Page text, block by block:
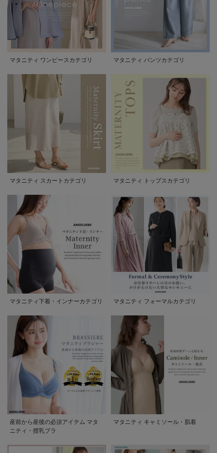
マタニティ ワンピースカテゴリ マタニティ パンツカテゴリ
マタニティ スカートカテゴリ マタニティ トップスカテゴリ
マタニティ下着・インナーカテゴリ マタニティ フォーマルカテゴリ
産前から産後の必須アイテム マタ
ニティ・授乳ブラ
マタニティ キャミソール・肌着